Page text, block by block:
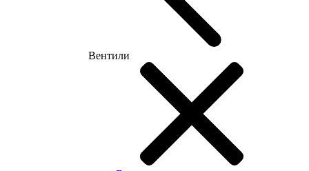
Вентили